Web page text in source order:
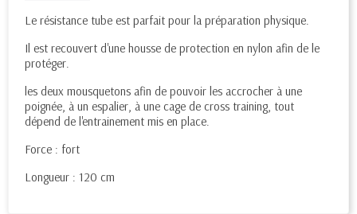
Le résistance tube est parfait pour la préparation physique.
Il est recouvert d'une housse de protection en nylon afin de le
protéger.
les deux mousquetons afin de pouvoir les accrocher à une
poignée, à un espalier, à une cage de cross training, tout
dépend de l'entrainement mis en place.
Force : fort
Longueur : 120 cm